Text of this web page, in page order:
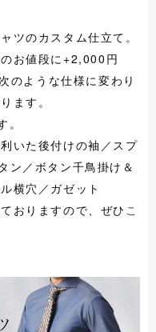
ツのカスタム仕立て。
お値段に+2,000円
のような仕様に変わり
ます。
いた後付けの袖／スプ
ン／ボタン千鳥掛け＆
横穴／ガゼット
おりますので、ぜひ こ